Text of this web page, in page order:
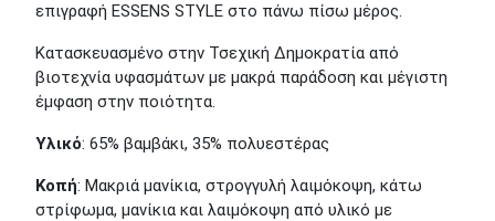
επιγραφή ESSENS STYLE στο πάνω πίσω μέρος.
Κατασκευασμένο στην Τσεχική Δημοκρατία από
βιοτεχνία υφασμάτων με μακρά παράδοση και μέγιστη
έμφαση στην ποιότητα.
Υλικό: 65% βαμβάκι, 35% πολυεστέρας
Κοπή: Μακριά μανίκια, στρογγυλή λαιμόκοψη, κάτω
στρίφωμα, μανίκια και λαιμόκοψη από υλικό με